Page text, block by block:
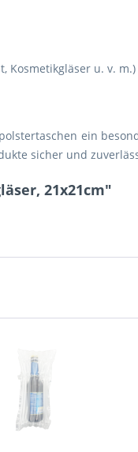
Kosmetikgläser u. v. m.)
ein
sicher und
21x21cm"